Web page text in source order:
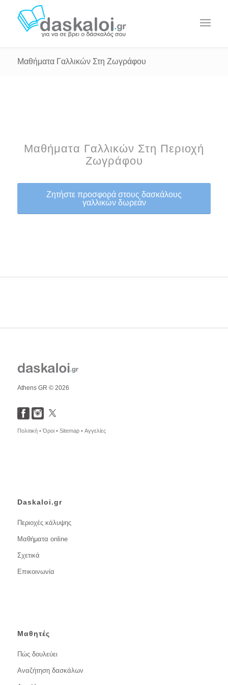
Μαθήματα Γαλλικών Στη Ζωγράφου
Μαθήματα Γαλλικών Στη Περιοχή
Ζωγράφου
Ζητήστε προσφορά στους δασκάλους
γαλλικών δωρεάν
Athens GR © 2026
Πολιτική •Όροι • Sitemap • Αγγελίες
Daskaloi.gr
Περιοχές κάλυψης
Μαθήματα online
Σχετικά
Επικοινωνία
Μαθητές
Πώς δουλεύει
Αναζήτηση δασκάλων